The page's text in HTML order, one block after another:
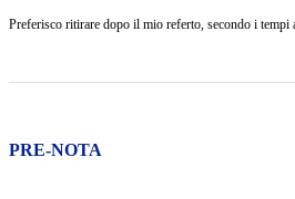
Preferisco ritirare dopo il mio referto, secondo i tempi
PRE-NOTA